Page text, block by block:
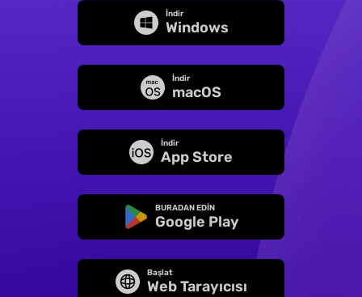
İndir
Windows
İndir
macOS
İndir
App Store
BURADAN EDİN
Google Play
Başlat
Web Tarayıcısı